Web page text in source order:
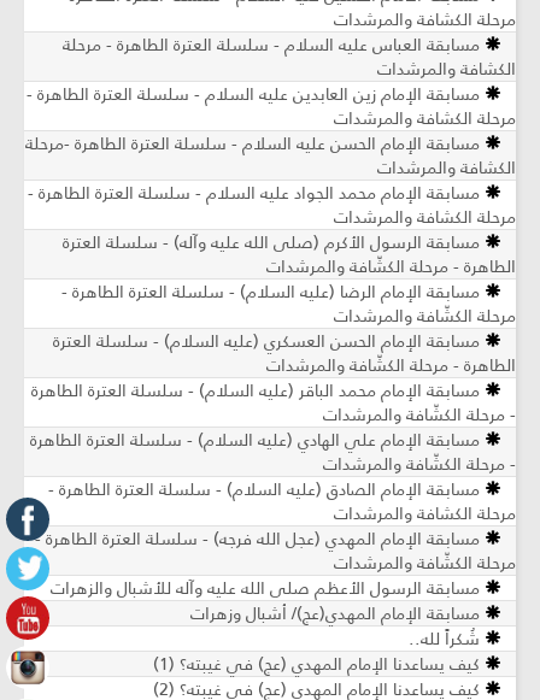
مرحلة الكشافة والمرشدات
مسابقة العباس عليه السلام - سلسلة العترة الطاهرة - مرحلة
الكشافة والمرشدات
مسابقة الإمام زين العابدين عليه السلام - سلسلة العترة الطاهرة -
مرحلة الكشافة والمرشدات
مسابقة الإمام الحسن عليه السلام - سلسلة العترة الطاهرة -مرحلة
الكشافة والمرشدات
مسابقة الإمام محمد الجواد عليه السلام - سلسلة العترة الطاهرة -
مرحلة الكشافة والمرشدات
مسابقة الرسول الأكرم (صلى الله عليه وآله) - سلسلة العترة
الطاهرة - مرحلة الكشّافة والمرشدات
مسابقة الإمام الرضا (عليه السلام) - سلسلة العترة الطاهرة -
مرحلة الكشّافة والمرشدات
مسابقة الإمام الحسن العسكري (عليه السلام) - سلسلة العترة
الطاهرة - مرحلة الكشّافة والمرشدات
مسابقة الإمام محمد الباقر (عليه السلام) - سلسلة العترة الطاهرة
- مرحلة الكشّافة والمرشدات
مسابقة الإمام علي الهادي (عليه السلام) - سلسلة العترة الطاهرة
- مرحلة الكشّافة والمرشدات
مسابقة الإمام الصادق (عليه السلام) - سلسلة العترة الطاهرة -
مرحلة الكشافة والمرشدات
مسابقة الإمام المهدي (عجل الله فرجه) - سلسلة العترة الطاهرة -
مرحلة الكشّافة والمرشدات
مسابقة الرسول الأعظم صلى الله عليه وآله للأشبال والزهرات
مسابقة الإمام المهدي(عج)/ أشبال وزهرات
شُكراً لله..
كيف يساعدنا الإمام المهدي (عج) في غيبته؟ (1)
كيف يساعدنا الإمام المهدي (عج) في غيبته؟ (2)